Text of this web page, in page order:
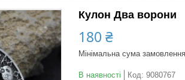
Кулон Два ворони
180 ₴
Мінімальна сума
В наявності Код: 9080767